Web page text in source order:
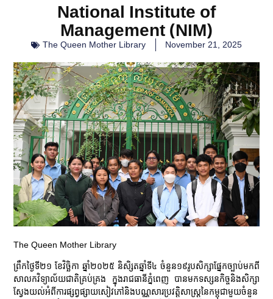
National Institute of
Management (NIM)
The Queen Mother Library November 21, 2025
The Queen Mother Library
ព្រឹកថ្ងៃទី​២១​ ខែវិច្ឆិកា ឆ្នាំ២០២៥ និសិ្សតឆ្នាំទី៤ ចំនួន១៩រូបសិក្សាផ្នែកច្បាប់មកពី
សាលកវិទ្យាល័យជាតិគ្រប់គ្រង ក្នុងរាជធានីភ្នំពេញ​ បានមកទស្សនកិច្ចនិងសិក្សា
ស្វែងយល់អំពីការផ្សព្វផ្សាយសៀវភៅនិងបណ្ណសារប្រវត្តិសាស្រ្តនៃកម្ពុជាមួយចំនួន